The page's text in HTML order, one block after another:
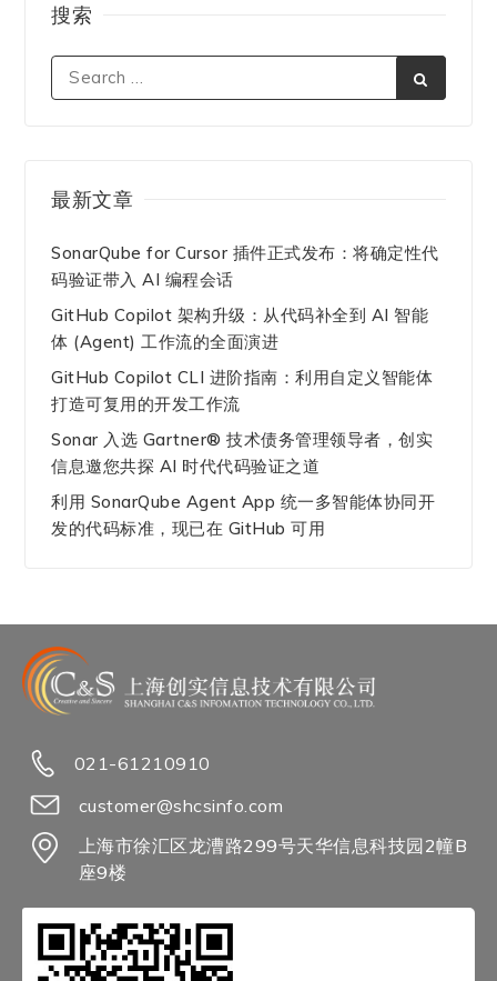
搜索
最新文章
SonarQube for Cursor 插件正式发布：将确定性代
码验证带入 AI 编程会话
GitHub Copilot 架构升级：从代码补全到 AI 智能
体 (Agent) 工作流的全面演进
GitHub Copilot CLI 进阶指南：利用自定义智能体
打造可复用的开发工作流
Sonar 入选 Gartner® 技术债务管理领导者，创实
信息邀您共探 AI 时代代码验证之道
利用 SonarQube Agent App 统一多智能体协同开
发的代码标准，现已在 GitHub 可用
021-61210910
customer@shcsinfo.com
上海市徐汇区龙漕路299号天华信息科技园2幢B
座9楼